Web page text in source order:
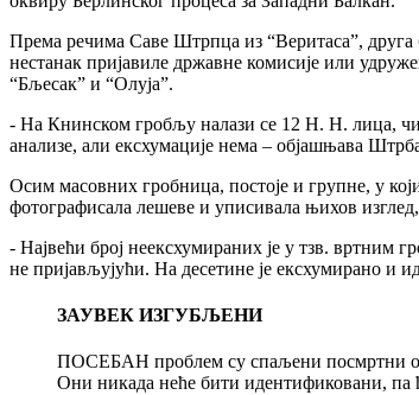
Према речима Саве Штрпца из “Веритаса”, друга
нестанак пријавиле државне комисије или
“Бљесак” и “Олуја”.
- На Книнском гробљу налази се 12 Н. Н. лица,
анализе, али ексхумације нема – објашњава
Осим масовних гробница, постоје и групне, у
фотографисала лешеве и уписивала њихов
- Највећи број неексхумираних је у тзв. вртним
не пријављујући. На десетине је ексхумирано и
ЗАУВЕК ИЗГУБЉЕНИ
ПОСЕБАН проблем су спаљени посмртни
Они никада неће бити идентификовани, па